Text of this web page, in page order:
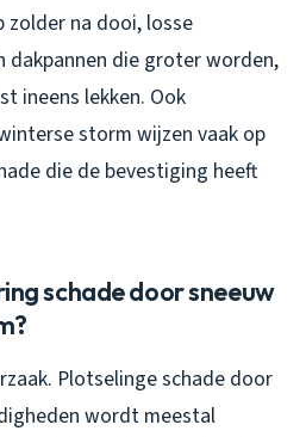
zolder na dooi, losse
dakpannen die groter worden,
ineens lekken. Ook
storm wijzen vaak op
die de bevestiging heeft
schade door sneeuw
Plotselinge schade door
wordt meestal